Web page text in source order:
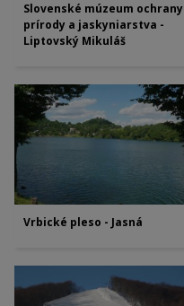
Slovenské múzeum ochrany
prírody a jaskyniarstva -
Liptovský Mikuláš
Vrbické pleso - Jasná